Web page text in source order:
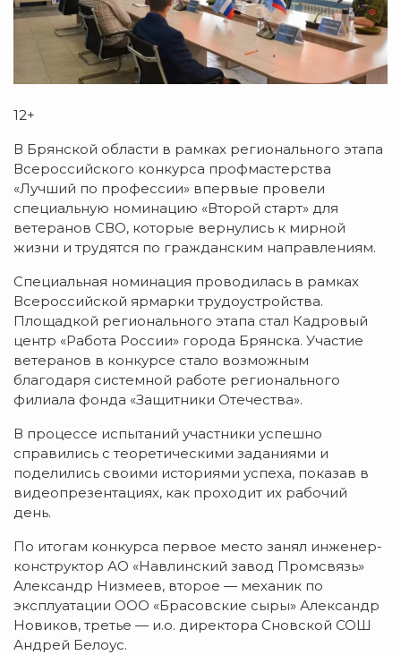
12+
В Брянской области в рамках регионального этапа
Всероссийского конкурса профмастерства
«Лучший по профессии» впервые провели
специальную номинацию «Второй старт» для
ветеранов СВО, которые вернулись к мирной
жизни и трудятся по гражданским направлениям.
Специальная номинация проводилась в рамках
Всероссийской ярмарки трудоустройства.
Площадкой регионального этапа стал Кадровый
центр «Работа России» города Брянска. Участие
ветеранов в конкурсе стало возможным
благодаря системной работе регионального
филиала фонда «Защитники Отечества».
В процессе испытаний участники успешно
справились с теоретическими заданиями и
поделились своими историями успеха, показав в
видеопрезентациях, как проходит их рабочий
день.
По итогам конкурса первое место занял инженер-
конструктор АО «Навлинский завод Промсвязь»
Александр Низмеев, второе — механик по
эксплуатации ООО «Брасовские сыры» Александр
Новиков, третье — и.о. директора Сновской СОШ
Андрей Белоус.